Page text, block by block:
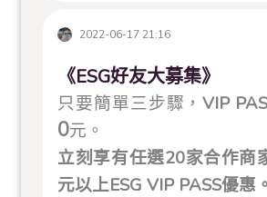
2022-06-17 21:16
《ESG好友大募集》
只要簡單三步驟，VIP
0元。
立刻享有任選20家合作商
元以上ESG VIP PASS優惠。